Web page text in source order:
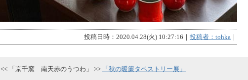
投稿日時：2020.04.28(火) 10:27:16｜ 投稿者：tohka ｜
<< 「京千窯 南天赤のうつわ」 >> 「秋の暖簾タペストリー展」